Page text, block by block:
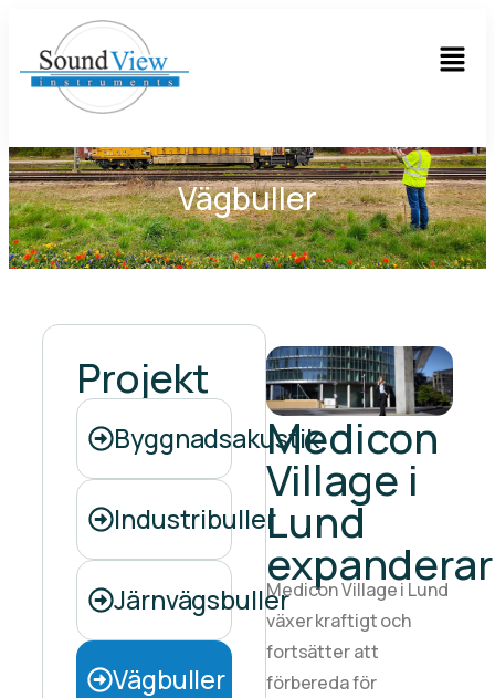
Vägbuller
Projekt
Byggnadsakustik
Industribuller
Järnvägsbuller
Vägbuller
Medicon
Village i
Lund
expanderar
Medicon Village i Lund
växer kraftigt och
fortsätter att
förbereda för